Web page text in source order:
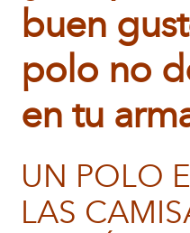
buen
polo no
en tu
UN POLO
LAS